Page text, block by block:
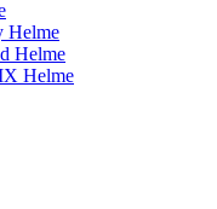
Helme
Helme
Helme